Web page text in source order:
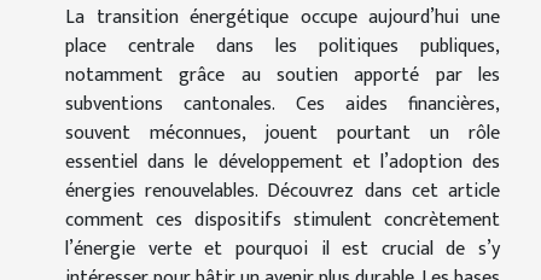
La transition énergétique occupe aujourd’hui une
place centrale dans les politiques publiques,
notamment grâce au soutien apporté par les
subventions cantonales. Ces aides financières,
souvent méconnues, jouent pourtant un rôle
essentiel dans le développement et l’adoption des
énergies renouvelables. Découvrez dans cet article
comment ces dispositifs stimulent concrètement
l’énergie verte et pourquoi il est crucial de s’y